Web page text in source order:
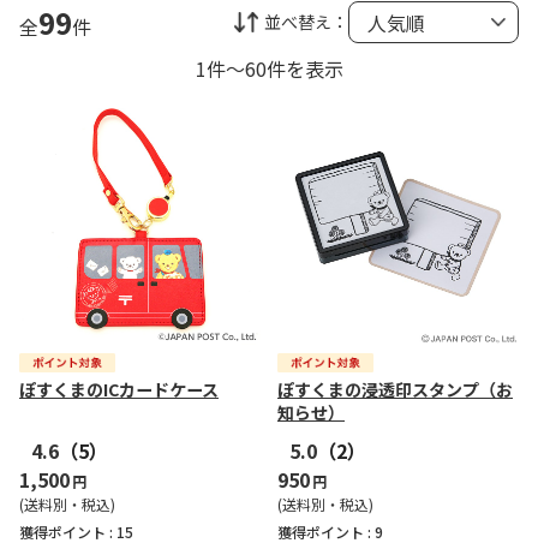
全99件 並べ替え：
1件～60件を表示
ぽすくまのICカードケース
4.6 （5）
1,500円
(送料別・税込)
獲得ポイント : 15
ぽすくまの浸透印スタンプ（お
知らせ）
5.0 （2）
950円
(送料別・税込)
獲得ポイント : 9